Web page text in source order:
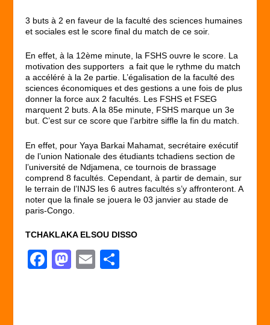
3 buts à 2 en faveur de la faculté des sciences humaines
et sociales est le score final du match de ce soir.
En effet, à la 12ème minute, la FSHS ouvre le score. La
motivation des supporters a fait que le rythme du match
a accéléré à la 2e partie. L’égalisation de la faculté des
sciences économiques et des gestions a une fois de plus
donner la force aux 2 facultés. Les FSHS et FSEG
marquent 2 buts. A la 85e minute, FSHS marque un 3e
but. C’est sur ce score que l’arbitre siffle la fin du match.
En effet, pour Yaya Barkai Mahamat, secrétaire exécutif
de l’union Nationale des étudiants tchadiens section de
l’université de Ndjamena, ce tournois de brassage
comprend 8 facultés. Cependant, à partir de demain, sur
le terrain de l’INJS les 6 autres facultés s’y affronteront. A
noter que la finale se jouera le 03 janvier au stade de
paris-Congo.
TCHAKLAKA ELSOU DISSO
F
M
E